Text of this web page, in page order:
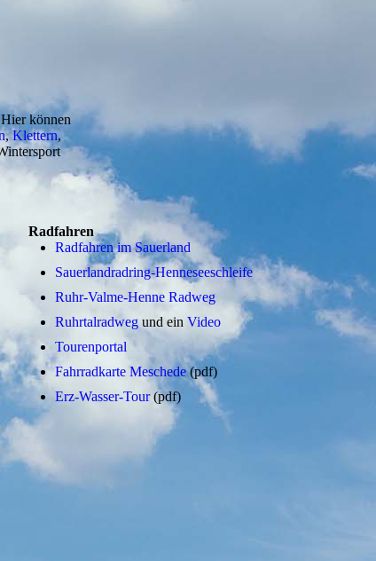
können
,Klettern,
Radfahren
Radfahren im Sauerland
Sauerlandradring-Henneseeschleife
Ruhr-Valme-Henne Radweg
Ruhrtalradweg und einVideo
Tourenportal
Fahrradkarte Meschede(pdf)
Erz-Wasser-Tour(pdf)